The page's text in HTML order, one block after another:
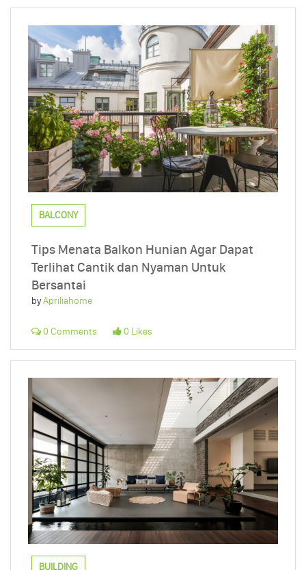
BALCONY
Tips Menata Balkon Hunian Agar Dapat
Terlihat Cantik dan Nyaman Untuk
Bersantai
byApriliahome
0 Comments 0 Likes
BUILDING